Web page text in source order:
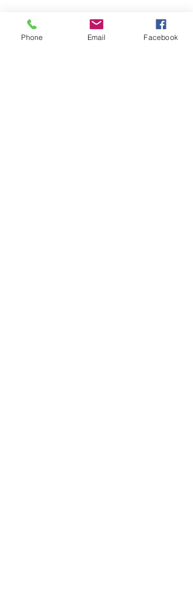
Phone Email Facebook